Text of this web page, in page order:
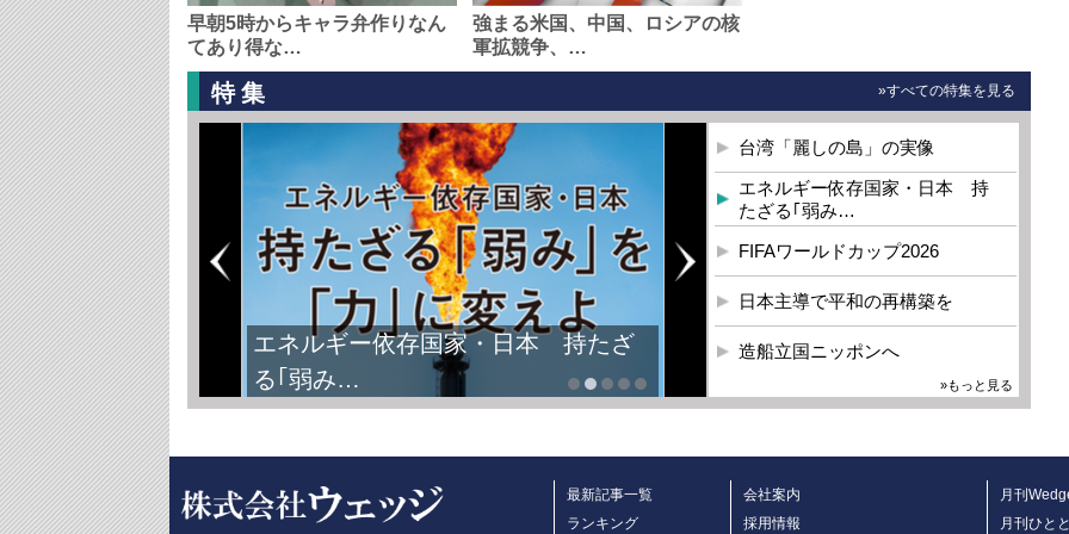
早朝5時からキャラ弁作りなん
てあり得な…
強まる米国、中国、ロシアの核
軍拡競争、…
特集 »すべての特集を見る
FIFAワールドカップ2026
台湾「麗しの島」の実像
エネルギー依存国家・日本 持
たざる｢弱み…
FIFAワールドカップ2026
日本主導で平和の再構築を
造船立国ニッポンへ
»もっと見る
最新記事一覧
ランキング
会社案内
採用情報
月刊
月刊ひと